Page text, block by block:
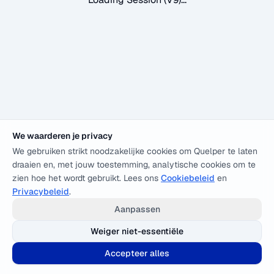
We waarderen je privacy
We gebruiken strikt noodzakelijke cookies om Quelper te laten
draaien en, met jouw toestemming, analytische cookies om te
zien hoe het wordt gebruikt. Lees ons Cookiebeleid en
Privacybeleid.
Aanpassen
Weiger niet-essentiële
Accepteer alles